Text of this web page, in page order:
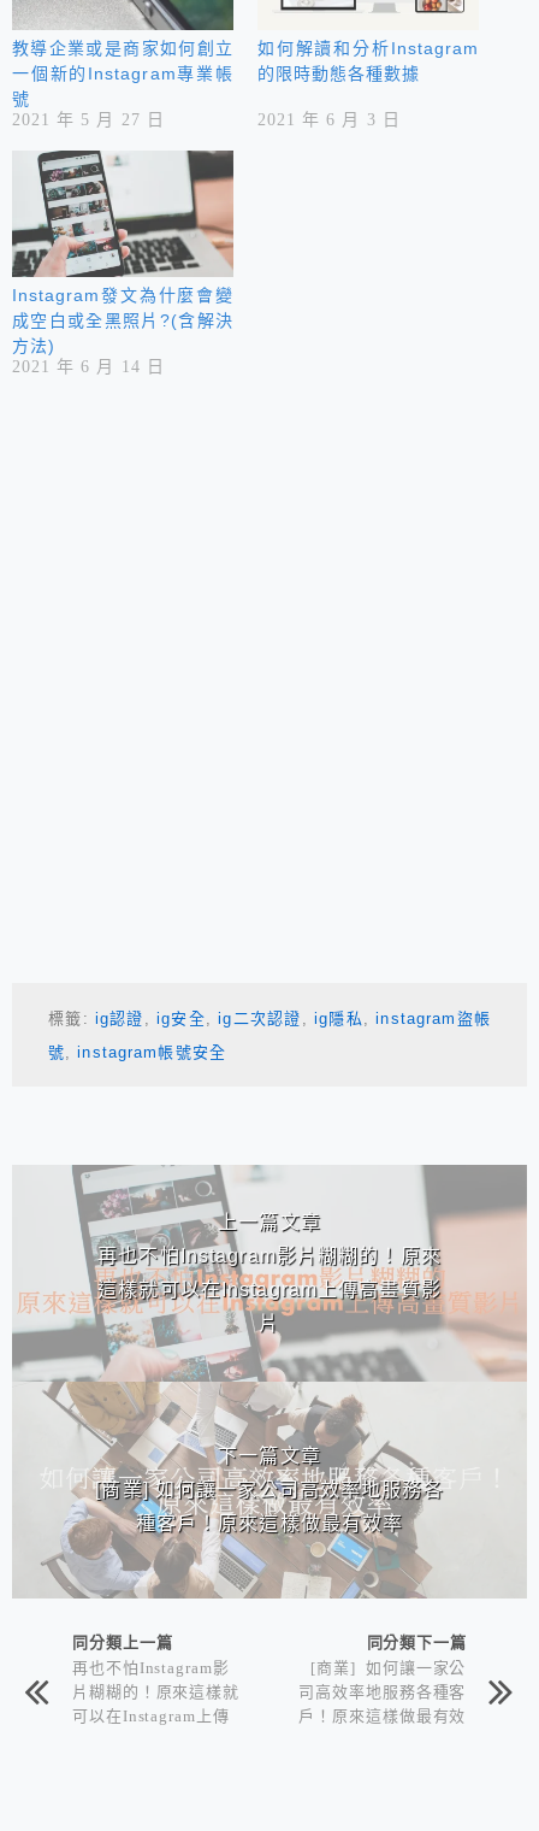
教導企業或是商家如何創立
一個新的Instagram專業帳
號
2021 年 5 月 27 日
如何解讀和分析Instagram
的限時動態各種數據
2021 年 6 月 3 日
Instagram發文為什麼會變
成空白或全黑照片?(含解決
方法)
2021 年 6 月 14 日
標籤: ig認證 ,ig安全,ig二次認證 ,ig隱私 ,instagram盜帳
號,instagram帳號安全
相連文章
上一篇文章
再也不怕Instagram影片糊糊的！原來
這樣就可以在Instagram上傳高畫質影
片
下一篇文章
[商業] 如何讓一家公司高效率地服務各
種客戶！原來這樣做最有效率
同分類上一篇
再也不怕Instagram影
片糊糊的！原來這樣就
可以在Instagram上傳
同分類下一篇
[商業] 如何讓一家公
司高效率地服務各種客
戶！原來這樣做最有效